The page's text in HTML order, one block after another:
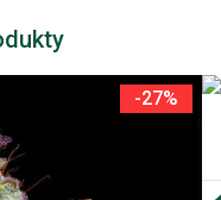
-27%